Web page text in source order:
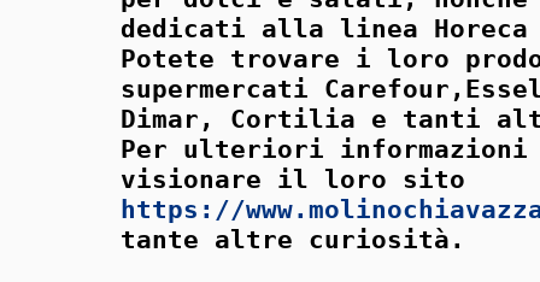
dedicati alla linea Horeca
Potete trovare i loro
supermercati
Dimar, Cortilia e tanti
Per ulteriori
visionare il loro sito
https://
tante altre curiosità.